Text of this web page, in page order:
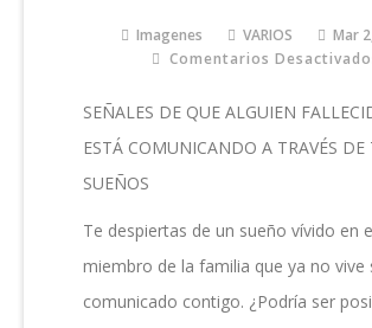
Imagenes VARIOS
Mar
Comentarios
SEÑALES DE QUE ALGUIEN
ESTÁ COMUNICANDO A TRAVÉS DE
SUEÑOS
Te despiertas de un sueño vívido en
miembro de la familia que ya no vive
comunicado contigo. ¿Podría ser